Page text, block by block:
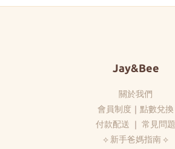
Jay&Bee
關於我們
會員制度 ｜ 點數兌換
付款配送 ｜ 常見問題
⟡ 新手爸媽指南 ⟡